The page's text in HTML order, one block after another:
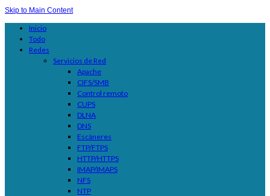
Skip to Main Content
Inicio
Todo
Redes
Servicios de Red
Apache
CIFS/SMB
Control remoto
CUPS
DLNA
DNS
Escáneres
FTP/FTPS
HTTP/HTTPS
IMAP/IMAPS
NFS
NTP